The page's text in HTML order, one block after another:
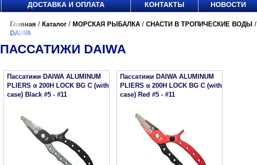
ДОСТАВКА И ОПЛАТА КОНТАКТЫ НОВОСТИ
Главная / Каталог / МОРСКАЯ РЫБАЛКА / СНАСТИ В ТРОПИЧЕСКИЕ ВОДЫ /
DAIWA
ПАССАТИЖИ DAIWA
Пассатижи DAIWA ALUMINUM
PLIERS α 200H LOCK BG C (with
case) Black #5 - #11
Пассатижи DAIWA ALUMINUM
PLIERS α 200H LOCK BG C (with
case) Red #5 - #11